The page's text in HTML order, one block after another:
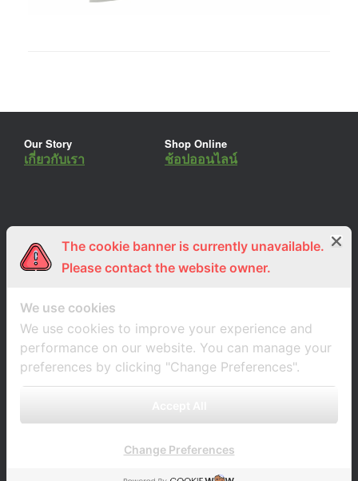
Our Story
เกี่ยวกับเรา
Shop Online
ช้อปออนไลน์
ร่วมงานกับเรา
สมัครงาน
Lemon Farm Cafe
ร้านอาหารอินทรีย์
The cookie banner is currently unavailable.
Please contact the website owner.
We use cookies
We use cookies to improve your experience and
performance on our website. You can manage your
preferences by clicking "Change Preferences".
Change Preferences